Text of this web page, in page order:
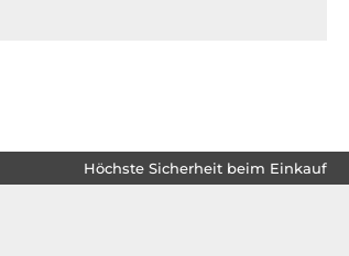
Höchste Sicherheit beim Einkauf